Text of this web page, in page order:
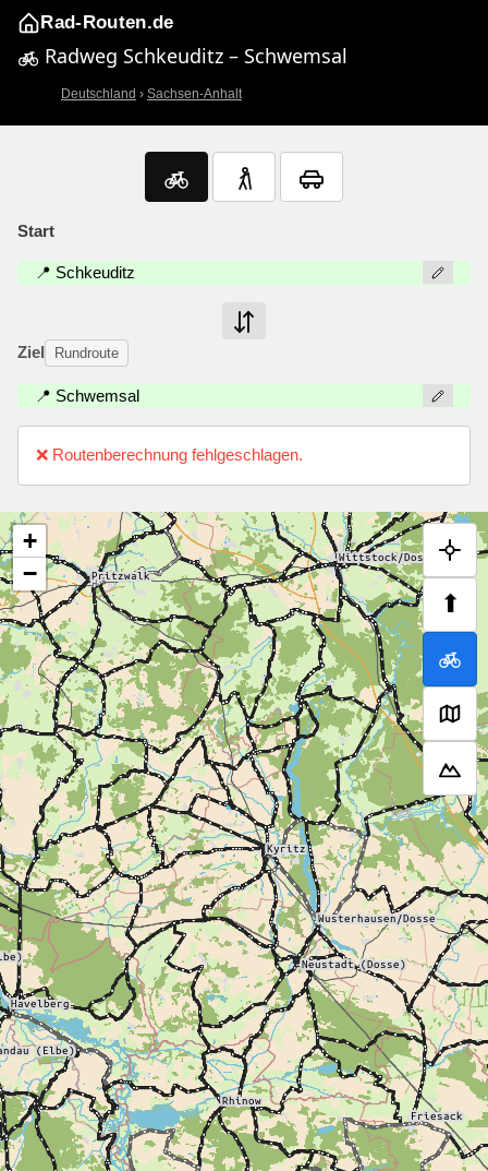
Rad-Routen.de
Radweg Schkeuditz – Schwemsal
Deutschland › Sachsen-Anhalt
Start
📍 Schkeuditz
Ziel Rundroute
📍 Schwemsal
❌ Routenberechnung fehlgeschlagen.
⬆
+
−